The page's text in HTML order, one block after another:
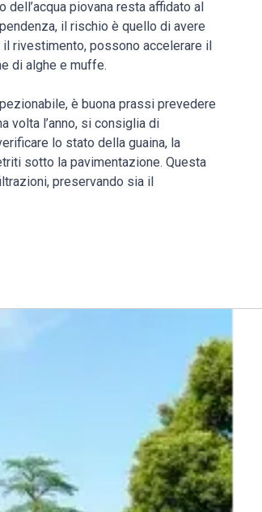
piovana resta affidato al
il rischio è quello di avere
rivestimento, possono accelerare il
di alghe e muffe.
è buona prassi prevedere
volta l’anno, si consiglia di
lo stato della guaina, la
sotto la pavimentazione. Questa
preservando sia il